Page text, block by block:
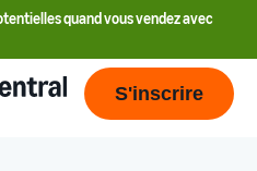
quand vous vendez avec
S'inscrire